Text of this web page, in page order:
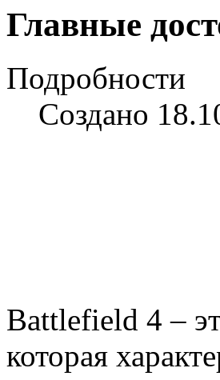
Главные
Подробности
Создано
Battlefield 4 –
которая